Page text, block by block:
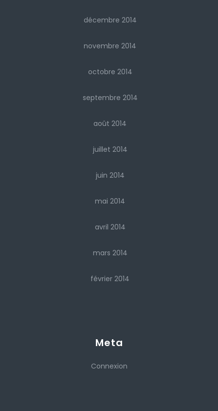
décembre 2014
novembre 2014
octobre 2014
septembre 2014
août 2014
juillet 2014
juin 2014
mai 2014
avril 2014
mars 2014
février 2014
Meta
Connexion